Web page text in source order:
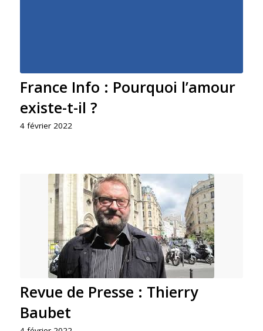
France Info : Pourquoi l’amour
existe-t-il ?
4 février 2022
Revue de Presse : Thierry
Baubet